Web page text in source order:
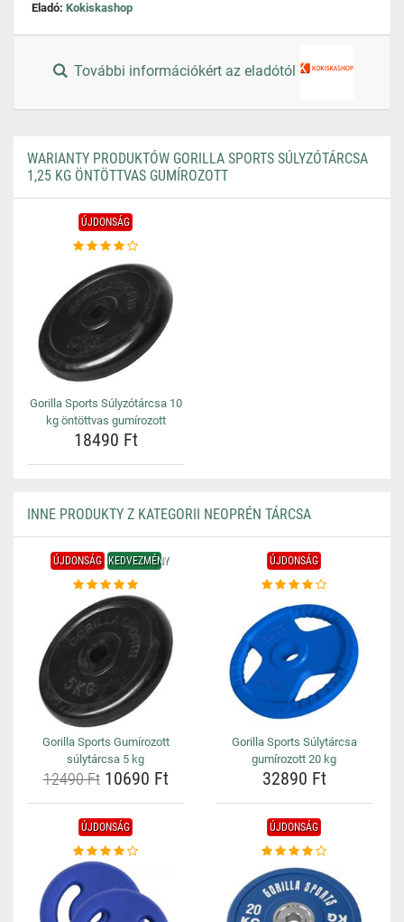
Eladó: Kokiskashop
További információkért az eladótól
WARIANTY PRODUKTÓW GORILLA SPORTS SÚLYZÓTÁRCSA
1,25 KG ÖNTÖTTVAS GUMÍROZOTT
ÚJDONSÁG
Gorilla Sports Súlyzótárcsa 10
kg öntöttvas gumírozott
18490 Ft
INNE PRODUKTY Z KATEGORII NEOPRÉN TÁRCSA
ÚJDONSÁG KEDVEZMÉNY
Gorilla Sports Gumírozott
súlytárcsa 5 kg
12490 Ft10690 Ft
ÚJDONSÁG
Gorilla Sports Súlytárcsa
gumírozott 20 kg
32890 Ft
ÚJDONSÁG ÚJDONSÁG